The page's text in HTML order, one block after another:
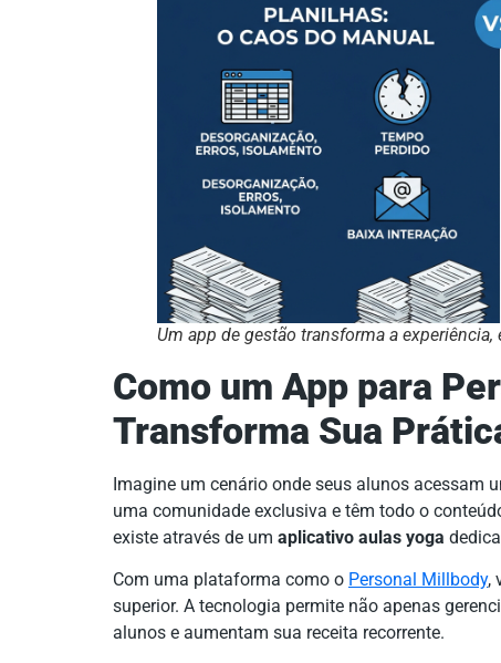
Um app de gestão transforma a
Como um App para
Transforma Sua
Imagine um cenário onde seus alunos acessam
uma comunidade exclusiva e têm todo o
existe através de um aplicativo aulas yoga
Com uma plataforma como o Personal Millbody,
superior. A tecnologia permite não apenas
alunos e aumentam sua receita recorrente.